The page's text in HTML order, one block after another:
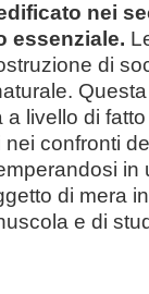
nei
essenziale.
di
livello di
confronti
in
di mera
e di